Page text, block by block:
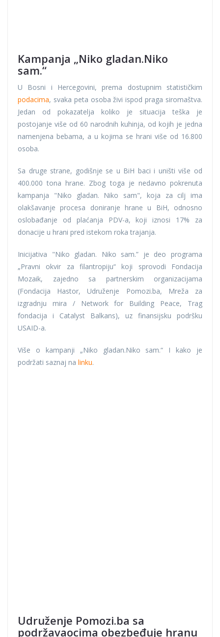
Kampanja „Niko gladan.Niko
sam.“
U Bosni i Hercegovini, prema dostupnim statističkim
podacima, svaka peta osoba živi ispod praga siromaštva.
Jedan od pokazatelja koliko je situacija teška je
postojanje više od 60 narodnih kuhinja, od kojih je jedna
namenjena bebama, a u kojima se hrani više od 16.800
osoba.
Sa druge strane, godišnje se u BiH baci i uništi više od
400.000 tona hrane. Zbog toga je nedavno pokrenuta
kampanja "Niko gladan. Niko sam", koja za cilj ima
olakšavanje procesa doniranje hrane u BiH, odnosno
oslobađanje od plaćanja PDV-a, koji iznosi 17% za
donacije u hrani pred istekom roka trajanja.
Inicijativa "Niko gladan. Niko sam.” je deo programa
„Pravni okvir za filantropiju“ koji sprovodi Fondacija
Mozaik, zajedno sa partnerskim organizacijama
(Fondacija Hastor, Udruženje Pomozi.ba, Mreža za
izgradnju mira / Network for Building Peace, Trag
fondacija i Catalyst Balkans), uz finansijsku podršku
USAID-a.
Više o kampanji „Niko gladan.Niko sam.“ I kako je
podržati saznaj na linku.
Udruženje Pomozi.ba sa
podržavaocima obezbeđuje hranu